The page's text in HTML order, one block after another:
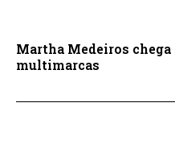
Martha Medeiros
multimarcas